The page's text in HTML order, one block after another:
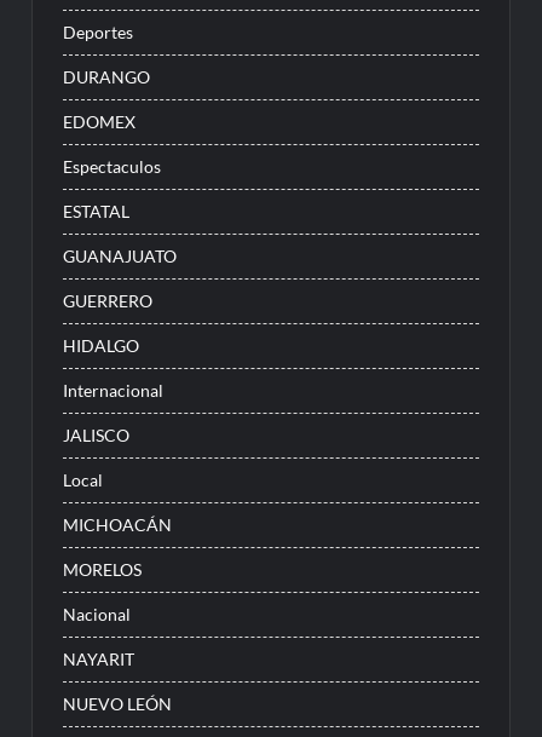
Deportes
DURANGO
EDOMEX
Espectaculos
ESTATAL
GUANAJUATO
GUERRERO
HIDALGO
Internacional
JALISCO
Local
MICHOACÁN
MORELOS
Nacional
NAYARIT
NUEVO LEÓN